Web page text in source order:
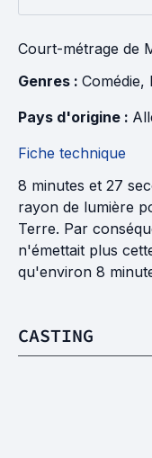
Court-métrage de
Genres : Comédie,
Pays d'origine :
Fiche technique
8 minutes et 27
rayon de lumière
Terre. Par
n'émettait plus
qu'environ 8
CASTING